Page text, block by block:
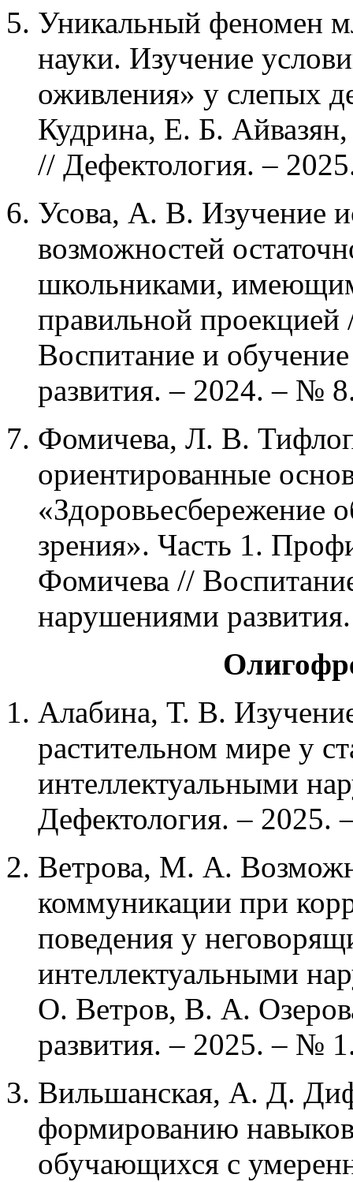
Уникальный феномен
науки. Изучение
оживления» у слепых
Кудрина, Е. Б.
// Дефектология. –
Усова, А. В. Изучение
возможностей
школьниками,
правильной
Воспитание и
развития. – 2024. – №
Фомичева, Л. В.
ориентированные
«Здоровьесбережение
зрения». Часть 1.
Фомичева //
нарушениями
Алабина, Т. В.
растительном мире у
интеллектуальными
Дефектология. –
Ветрова, М. А.
коммуникации при
поведения у
интеллектуальными
О. Ветров, В. А.
развития. – 2025. – №
Вильшанская, А. Д.
формированию
обучающихся с